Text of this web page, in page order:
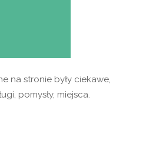
na stronie były ciekawe,
pomysły, miejsca.